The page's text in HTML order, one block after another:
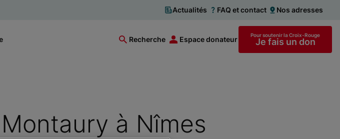
Actualités FAQ et contact Nos adresses
Recherche Espace donateur Pour soutenir la Croix-Rouge
Je fais un don
à Nîmes